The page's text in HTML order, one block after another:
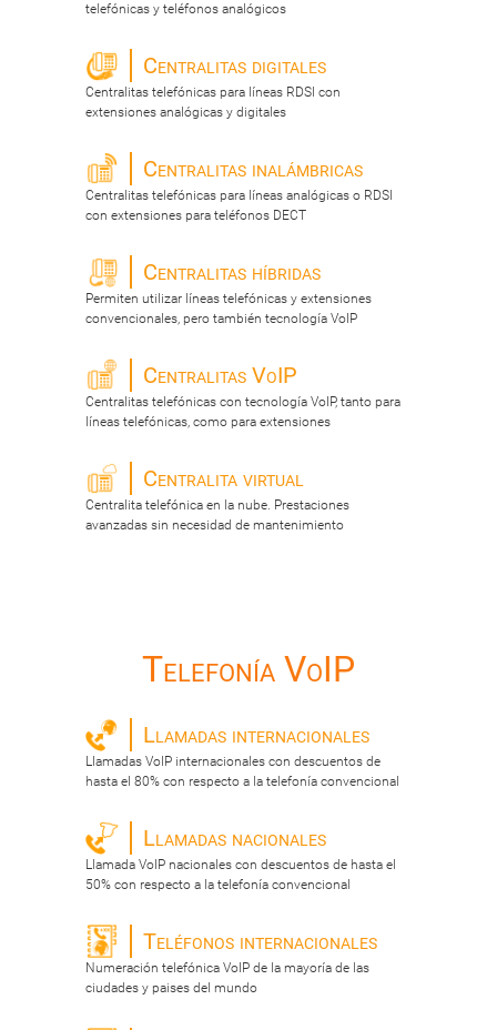
telefónicas y teléfonos analógicos
Centralitas digitales
Centralitas telefónicas para líneas RDSI con
extensiones analógicas y digitales
Centralitas inalámbricas
Centralitas telefónicas para líneas analógicas o RDSI
con extensiones para teléfonos DECT
Centralitas híbridas
Permiten utilizar líneas telefónicas y extensiones
convencionales, pero también tecnología VoIP
Centralitas VoIP
Centralitas telefónicas con tecnología VoIP, tanto para
líneas telefónicas, como para extensiones
Centralita virtual
Centralita telefónica en la nube. Prestaciones
avanzadas sin necesidad de mantenimiento
Telefonía VoIP
Llamadas internacionales
Llamadas VoIP internacionales con descuentos de
hasta el 80% con respecto a la telefonía convencional
Llamadas nacionales
Llamada VoIP nacionales con descuentos de hasta el
50% con respecto a la telefonía convencional
Teléfonos internacionales
Numeración telefónica VoIP de la mayoría de las
ciudades y paises del mundo